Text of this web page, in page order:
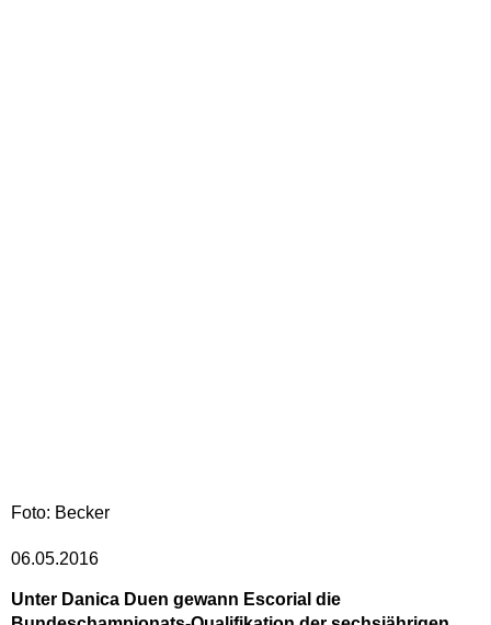
Foto: Becker
06.05.2016
Unter Danica Duen gewann Escorial die